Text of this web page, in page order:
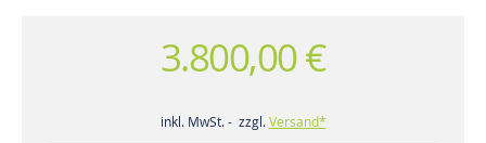
3.800,00 €
inkl. MwSt. - zzgl.Versand*